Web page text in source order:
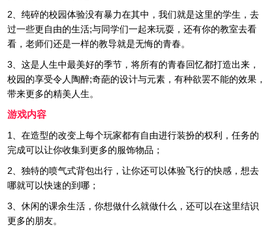
2、纯碎的校园体验没有暴力在其中，我们就是这里的学生，去
过一些更自由的生活;与同学们一起来玩耍，还有你的教室去看
看，老师们还是一样的教导就是无悔的青春。
3、这是人生中最美好的季节，将所有的青春回忆都打造出来，
校园的享受令人陶醉;奇葩的设计与元素，有种欲罢不能的效果，
带来更多的精美人生。
游戏内容
1、在造型的改变上每个玩家都有自由进行装扮的权利，任务的
完成可以让你收集到更多的服饰物品；
2、独特的喷气式背包出行，让你还可以体验飞行的快感，想去
哪就可以快速的到哪；
3、休闲的课余生活，你想做什么就做什么，还可以在这里结识
更多的朋友。